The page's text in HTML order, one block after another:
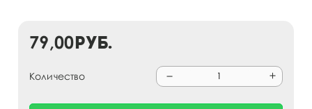
79,00руб.
Количество